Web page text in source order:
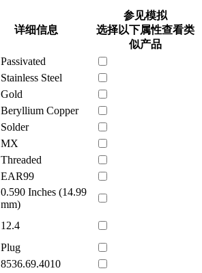
详细信息
参见模拟
选择以下属性查看类
似产品
Passivated
Stainless Steel
Gold
Beryllium Copper
Solder
MX
Threaded
EAR99
0.590 Inches (14.99
mm)
12.4
Plug
8536.69.4010